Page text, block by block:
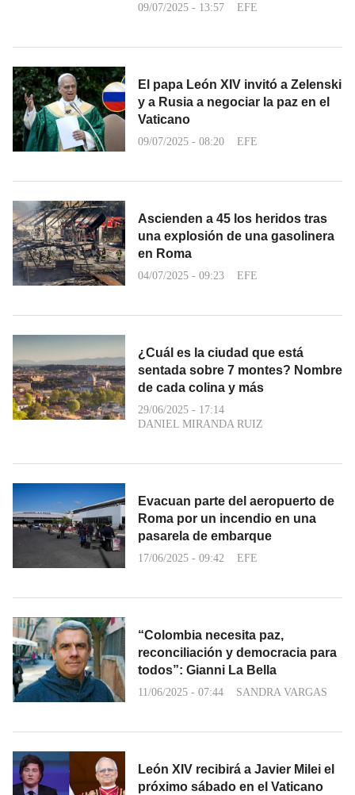
09/07/2025 - 13:57 EFE
El papa León XIV invitó a Zelenski
y a Rusia a negociar la paz en el
Vaticano
09/07/2025 - 08:20 EFE
Ascienden a 45 los heridos tras
una explosión de una gasolinera
en Roma
04/07/2025 - 09:23 EFE
¿Cuál es la ciudad que está
sentada sobre 7 montes? Nombre
de cada colina y más
29/06/2025 - 17:14
DANIEL MIRANDA RUIZ
Evacuan parte del aeropuerto de
Roma por un incendio en una
pasarela de embarque
17/06/2025 - 09:42 EFE
“Colombia necesita paz,
reconciliación y democracia para
todos”: Gianni La Bella
11/06/2025 - 07:44 SANDRA VARGAS
León XIV recibirá a Javier Milei el
próximo sábado en el Vaticano